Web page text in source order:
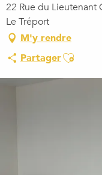
22 Rue du Lieutenant
Le Tréport
M'y rendre
PartagerAjouter